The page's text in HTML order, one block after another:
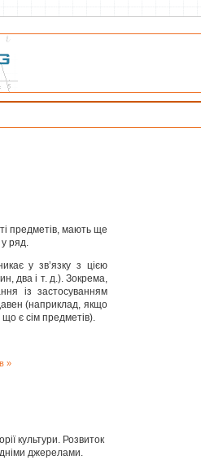
предметів, мають ще
ряд.
у зв’язку з цією
два і т. д.). Зокрема,
із застосуванням
(наприклад, якщо
є сім предметів).
»
культури. Розвиток
джерелами.